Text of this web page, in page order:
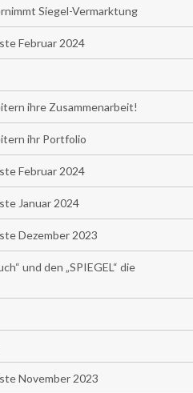
Siegel-Vermarktung
Februar 2024
ihre Zusammenarbeit!
ihr Portfolio
Februar 2024
Januar 2024
Dezember 2023
und den „SPIEGEL“ die
November 2023